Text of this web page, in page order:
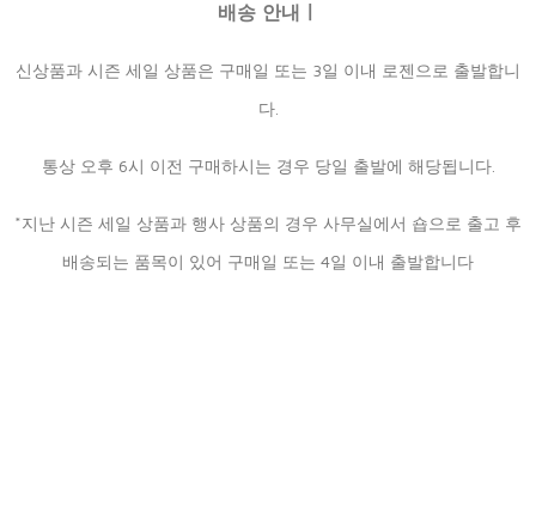
배송 안내ㅣ
신상품과 시즌 세일 상품은 구매일 또는 3일 이내 로젠으로 출발합니
다.
통상 오후 6시 이전 구매하시는 경우 당일 출발에 해당됩니다.
*지난 시즌 세일 상품과 행사 상품의 경우 사무실에서 숍으로 출고 후
배송되는 품목이 있어 구매일 또는 4일 이내 출발합니다